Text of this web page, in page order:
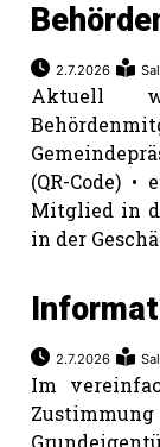
Romanshorn:
offizielle
Mitteilungen
2.7.2026
Aktuell
(QR-Code)
Mitglied in
in der
2.7.2026
Im